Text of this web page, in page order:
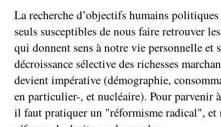
La recherche d’objectifs humains
seuls susceptibles de nous faire retrouver
qui donnent sens à notre vie personnelle et
décroissance sélective des richesses
devient impérative (démographie,
en particulier-, et nucléaire). Pour parvenir
il faut pratiquer un "réformisme radical", et